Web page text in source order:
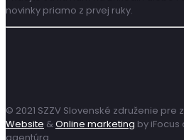
novinky priamo z prvej ruky.
© 2021 SZZV Slovenské združenie pre
Website &Online marketing by
agentúra.